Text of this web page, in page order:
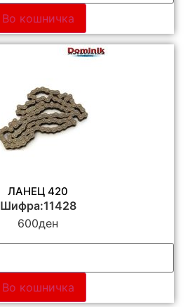
Во кошничка
ЛАНЕЦ 420
Шифра:11428
600ден
Во кошничка